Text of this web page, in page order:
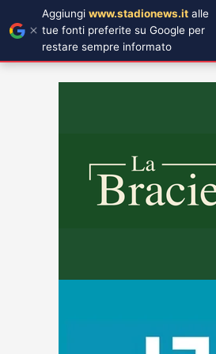
Aggiungi www.stadionews.it alle
tue fonti preferite su Google per
restare sempre informato